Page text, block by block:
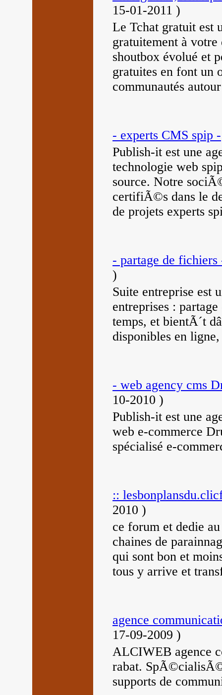
15-01-2011 )
Le Tchat gratuit est
gratuitement à
shoutbox évolué et
gratuites en font un
communautés
- experts CMS spip -
Publish-it est une
technologie web
source. Notre
certifiÃ©s dans le
de projets experts
- partage de fichiers
)
Suite entreprise est
entreprises :
temps, et bientÃ´t
disponibles en ligne,
- web agency cms
10-2010 )
Publish-it est une
web e-commerce
spécialisé e-
::
2010 )
ce forum et dedie
chaines de
qui sont bon et
tous y arrive et
agence
17-09-2009 )
ALCIWEB agence
rabat.
supports de